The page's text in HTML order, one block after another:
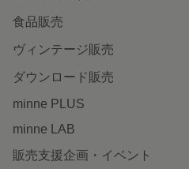
食品販売
ヴィンテージ販売
ダウンロード販売
minne PLUS
minne LAB
販売支援企画・イベント